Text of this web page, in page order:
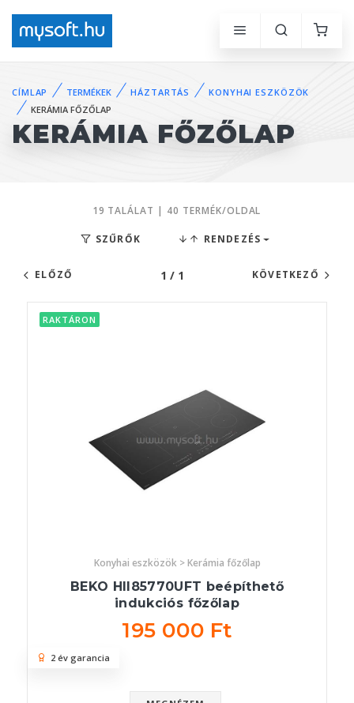
CÍMLAP TERMÉKEK HÁZTARTÁS
KONYHAI ESZKÖZÖK
KERÁMIA FŐZŐLAP
KERÁMIA FŐZŐLAP
19 TALÁLAT | 40 TERMÉK/OLDAL
SZŰRŐK RENDEZÉS
ELŐZŐ 1 / 1 KÖVETKEZŐ
RAKTÁRON
Konyhai eszközök > Kerámia főzőlap
BEKO HII85770UFT beépíthető
indukciós főzőlap
195 000 Ft
2 év garancia